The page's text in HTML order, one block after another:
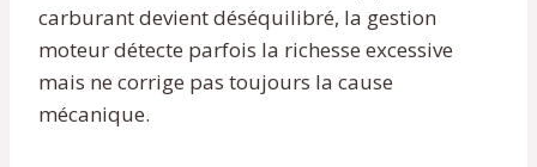
carburant devient déséquilibré, la gestion
moteur détecte parfois la richesse excessive
mais ne corrige pas toujours la cause
mécanique.